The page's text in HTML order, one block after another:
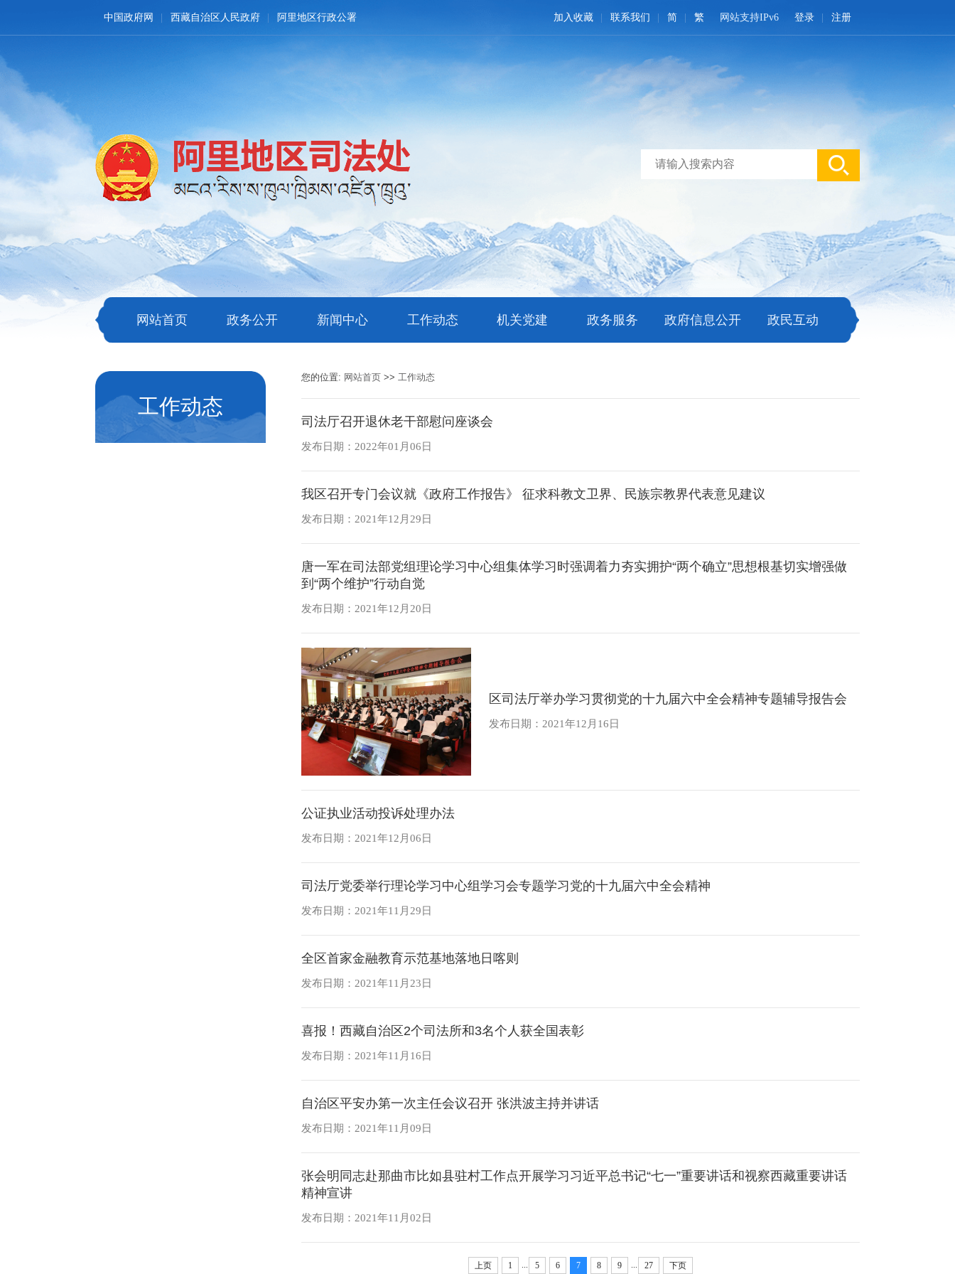
中国政府网 西藏自治区人民政府 阿里地区行政公署 登录 注册
网站支持IPv6
加入收藏 联系我们 简 繁
网站首页 政务公开 新闻中心 工作动态 机关党建 政务服务 政府信息公开 政民互动
工作动态
您的位置: 网站首页 >>工作动态
司法厅召开退休老干部慰问座谈会
发布日期：2022年01月06日
我区召开专门会议就《政府工作报告》 征求科教文卫界、民族宗教界代表意见建议
发布日期：2021年12月29日
唐一军在司法部党组理论学习中心组集体学习时强调着力夯实拥护“两个确立”思想根基切实增强做
到“两个维护”行动自觉
发布日期：2021年12月20日
区司法厅举办学习贯彻党的十九届六中全会精神专题辅导报告会
发布日期：2021年12月16日
公证执业活动投诉处理办法
发布日期：2021年12月06日
司法厅党委举行理论学习中心组学习会专题学习党的十九届六中全会精神
发布日期：2021年11月29日
全区首家金融教育示范基地落地日喀则
发布日期：2021年11月23日
喜报！西藏自治区2个司法所和3名个人获全国表彰
发布日期：2021年11月16日
自治区平安办第一次主任会议召开 张洪波主持并讲话
发布日期：2021年11月09日
张会明同志赴那曲市比如县驻村工作点开展学习习近平总书记“七一”重要讲话和视察西藏重要讲话
精神宣讲
发布日期：2021年11月02日
上页 1 5 6 7 8 9 27 下页